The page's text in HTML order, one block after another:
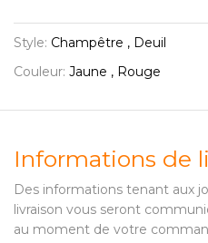
Style: Champêtre , Deuil
Couleur: Jaune , Rouge
Informations de
Des informations tenant aux
livraison vous seront
au moment de votre